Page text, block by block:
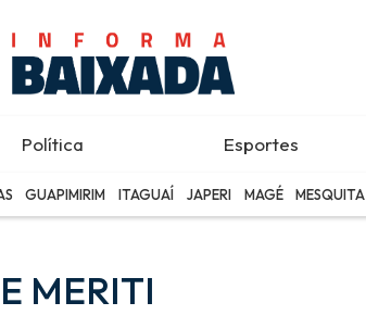
Política Esportes
GUAPIMIRIM ITAGUAÍ JAPERI MAGÉ MESQUITA
MERITI